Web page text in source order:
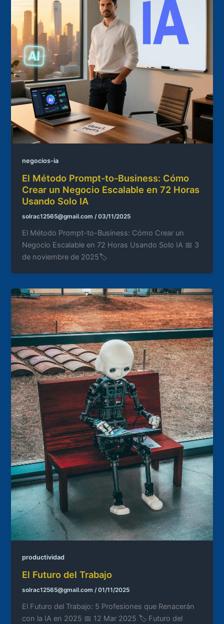
negocios-ia
El Método Prompt-to-Business: Cómo
Crear un Negocio Escalable en 72 Horas
Usando Solo IA
solrac12565@gmail.com /03/11/2025
El Método Prompt-to-Business: Cómo Crear un
Negocio Escalable en 72 Horas Usando Solo IA 📅 3
de noviembre de 2025🏷️
productividad
El Futuro del Trabajo
solrac12565@gmail.com/01/11/2025
El Futuro del Trabajo: 5 Profesiones que Renacerán
con la IA en 2025 📅 12 Mar 2025 🏷️ Futuro del